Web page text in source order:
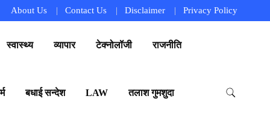
About Us Contact Us Disclaimer Privacy Policy
स्वास्थ्य व्यापार टेक्नोलॉजी राजनीति
बधाई सन्देश LAW तलाश गुमशुदा